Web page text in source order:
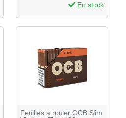
En stock
Feuilles a rouler OCB Slim